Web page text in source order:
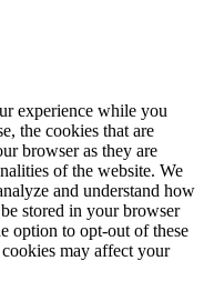
experience while you
the cookies that are
browser as they are
of the website. We
and understand how
stored in your browser
option to opt-out of these
may affect your